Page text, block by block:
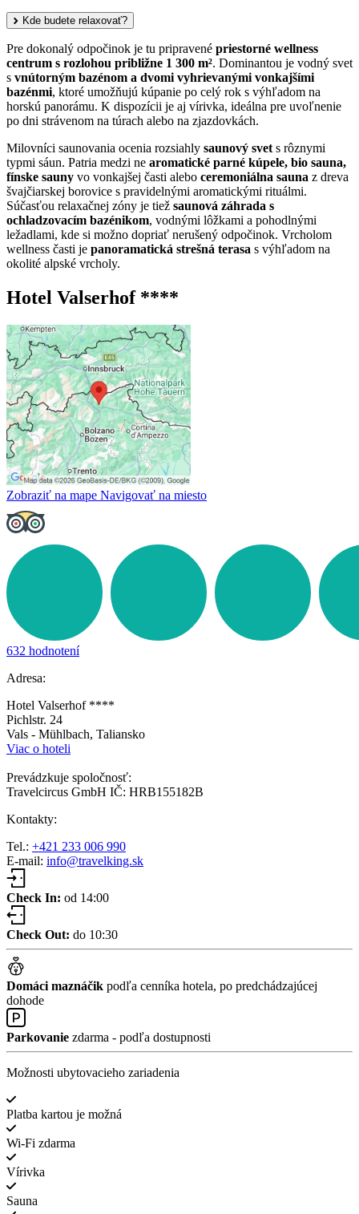
Kde budete relaxovať?
Pre dokonalý odpočinok je tu pripravené priestorné wellness
centrum s rozlohou približne 1 300 m². Dominantou je vodný svet
s vnútorným bazénom a dvomi vyhrievanými vonkajšími
bazénmi, ktoré umožňujú kúpanie po celý rok s výhľadom na
horskú panorámu. K dispozícii je aj vírivka, ideálna pre uvoľnenie
po dni strávenom na túrach alebo na zjazdovkách.
Milovníci saunovania ocenia rozsiahly saunový svet s rôznymi
typmi sáun. Patria medzi ne aromatické parné kúpele, bio sauna,
fínske sauny vo vonkajšej časti alebo ceremoniálna sauna z dreva
švajčiarskej borovice s pravidelnými aromatickými rituálmi.
Súčasťou relaxačnej zóny je tiež saunová záhrada s
ochladzovacím bazénikom, vodnými lôžkami a pohodlnými
ležadlami, kde si možno dopriať nerušený odpočinok. Vrcholom
wellness časti je panoramatická strešná terasa s výhľadom na
okolité alpské vrcholy.
Hotel Valserhof ****
Zobraziť na mape Navigovať na miesto
632 hodnotení
Adresa:
Hotel Valserhof ****
Pichlstr. 24
Vals - Mühlbach, Taliansko
Viac o hoteli
Prevádzkuje spoločnosť:
Travelcircus GmbH IČ: HRB155182B
Kontakty:
Tel.: +421 233 006 990
E-mail: info@travelking.sk
Check In: od 14:00
Check Out: do 10:30
Domáci maznáčik podľa cenníka hotela, po predchádzajúcej
dohode
Parkovanie zdarma - podľa dostupnosti
Možnosti ubytovacieho zariadenia
Platba kartou je možná
Wi-Fi zdarma
Vírivka
Sauna